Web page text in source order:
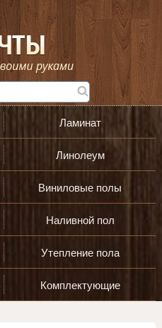
Ламинат
Линолеум
Виниловые полы
Наливной пол
Утепление пола
Комплектующие